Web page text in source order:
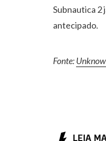
Subnautica 2
antecipado.
Fonte:
LEIA